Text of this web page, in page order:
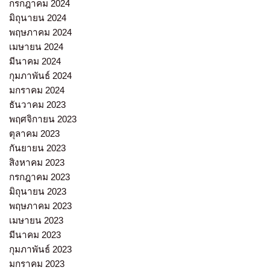
กรกฎาคม 2024
มิถุนายน 2024
พฤษภาคม 2024
เมษายน 2024
มีนาคม 2024
กุมภาพันธ์ 2024
มกราคม 2024
ธันวาคม 2023
พฤศจิกายน 2023
ตุลาคม 2023
กันยายน 2023
สิงหาคม 2023
กรกฎาคม 2023
มิถุนายน 2023
พฤษภาคม 2023
เมษายน 2023
มีนาคม 2023
กุมภาพันธ์ 2023
มกราคม 2023